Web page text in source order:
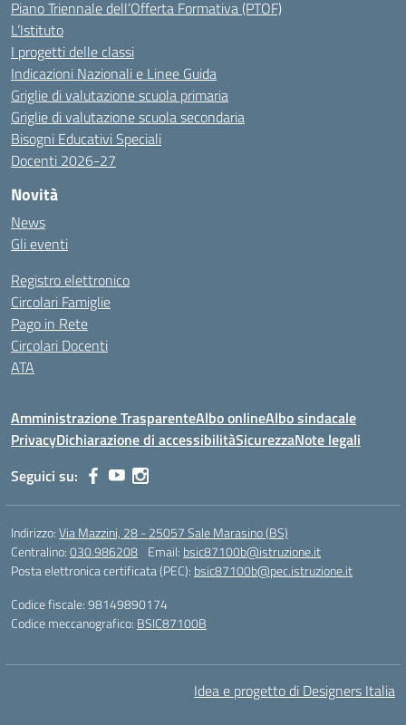
Piano Triennale dell’Offerta Formativa (PTOF)
L’Istituto
I progetti delle classi
Indicazioni Nazionali e Linee Guida
Griglie di valutazione scuola primaria
Griglie di valutazione scuola secondaria
Bisogni Educativi Speciali
Docenti 2026-27
Novità
News
Gli eventi
Registro elettronico
Circolari Famiglie
Pago in Rete
Circolari Docenti
ATA
Amministrazione TrasparenteAlbo onlineAlbo sindacale
PrivacyDichiarazione di accessibilitàSicurezzaNote legali
Seguici su:
Indirizzo:Via Mazzini, 28 - 25057 Sale Marasino (BS)
Centralino:030.986208 Email: bsic87100b@istruzione.it
Posta elettronica certificata (PEC): bsic87100b@pec.istruzione.it
Codice fiscale: 98149890174
Codice meccanografico: BSIC87100B
Idea e progetto di Designers Italia